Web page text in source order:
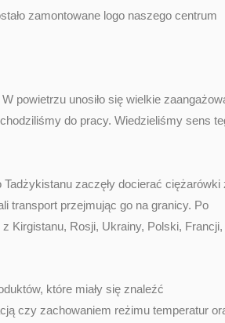
zamontowane logo naszego centrum
powietrzu unosiło się wielkie
do pracy. Wiedzieliśmy sens
zaczęły docierać ciężarówki
transport przejmując go na granicy. Po
Kirgistanu, Rosji, Ukrainy, Polski, Francji,
które miały się znaleźć
czy zachowaniem reżimu temperatur